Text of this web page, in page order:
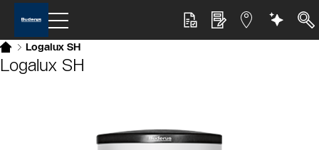
Logalux SH
Slider Überspringen
Logalux SH